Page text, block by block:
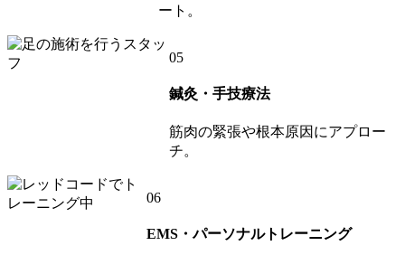
ート。
05
鍼灸・手技療法
筋肉の緊張や根本原因にアプロー
チ。
06
EMS・パーソナルトレーニング